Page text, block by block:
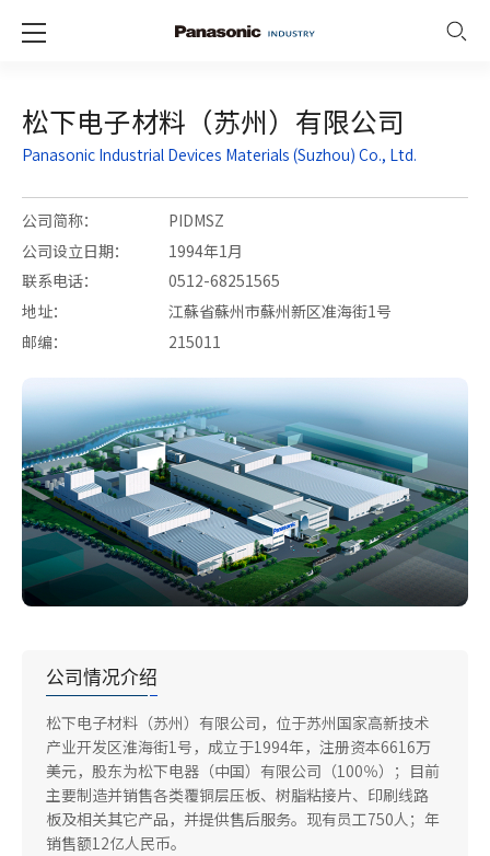
松下电子材料（苏州）有限公司
Panasonic Industrial Devices Materials (Suzhou) Co., Ltd.
公司简称：
PIDMSZ
公司设立日期：
1994年1月
联系电话：
0512-68251565
地址：
江蘇省蘇州市蘇州新区准海街1号
邮编：
215011
公司情况介绍
松下电子材料（苏州）有限公司，位于苏州国家高新技术
产业开发区淮海街1号，成立于1994年，注册资本6616万
美元，股东为松下电器（中国）有限公司（100％）；目前
主要制造并销售各类覆铜层压板、树脂粘接片、印刷线路
板及相关其它产品，并提供售后服务。现有员工750人；年
销售额12亿人民币。